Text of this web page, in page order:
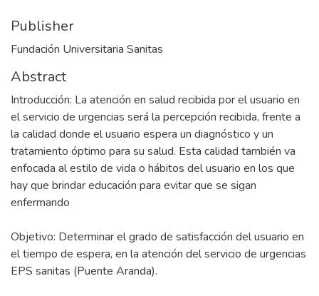
Publisher
Fundación Universitaria Sanitas
Abstract
Introducción: La atención en salud recibida por el usuario en
el servicio de urgencias será la percepción recibida, frente a
la calidad donde el usuario espera un diagnóstico y un
tratamiento óptimo para su salud. Esta calidad también va
enfocada al estilo de vida o hábitos del usuario en los que
hay que brindar educación para evitar que se sigan
enfermando
Objetivo: Determinar el grado de satisfacción del usuario en
el tiempo de espera, en la atención del servicio de urgencias
EPS sanitas (Puente Aranda).